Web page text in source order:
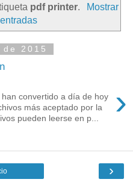
pdf printer.
Mostrar
2015
›
convertido a día de hoy
más aceptado por la
pueden leerse en p...
›